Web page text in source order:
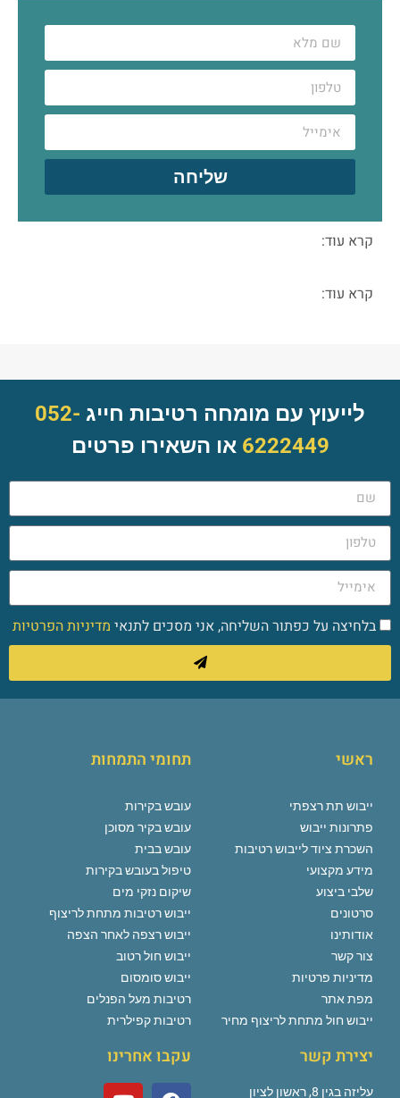
שליחה
קרא עוד:
קרא עוד:
לייעוץ עם מומחה רטיבות חייג 052-
6222449 או השאירו פרטים
בלחיצה על כפתור השליחה, אני מסכים לתנאי מדיניות הפרטיות
ראשי
ייבוש תת רצפתי
פתרונות ייבוש
השכרת ציוד לייבוש רטיבות
מידע מקצועי
שלבי ביצוע
סרטונים
אודותינו
צור קשר
מדיניות פרטיות
מפת אתר
ייבוש חול מתחת לריצוף מחיר
תחומי התמחות
עובש בקירות
עובש בקיר מסוכן
עובש בבית
טיפול בעובש בקירות
שיקום נזקי מים
ייבוש רטיבות מתחת לריצוף
ייבוש רצפה לאחר הצפה
ייבוש חול רטוב
ייבוש סומסום
רטיבות מעל הפנלים
רטיבות קפילרית
יצירת קשר
עליזה בגין 8, ראשון לציון
עקבו אחרינו